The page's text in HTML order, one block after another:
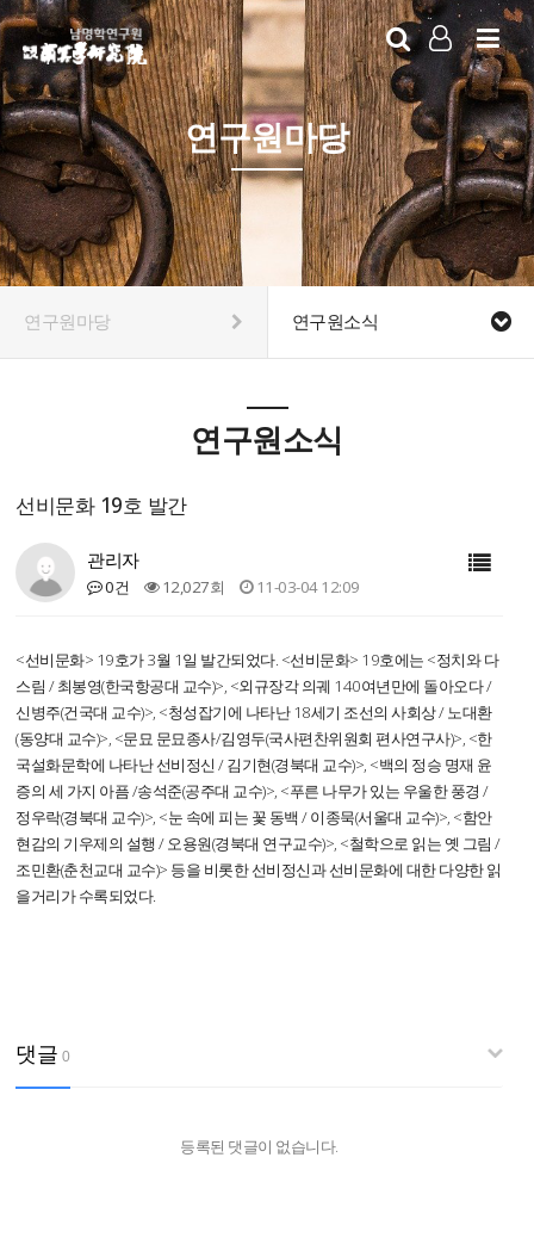
LOG IN
SIGN UP
연구원마당
연구원마당 연구원소식
연구원소식
선비문화 19호 발간
관리자
0건 12,027회 11-03-04 12:09
<선비문화> 19호가 3월 1일 발간되었다. <선비문화> 19호에는 <정치와 다
스림 / 최봉영(한국항공대 교수)>, <외규장각 의궤 140여년만에 돌아오다 /
신병주(건국대 교수)>, <청성잡기에 나타난 18세기 조선의 사회상 / 노대환
(동양대 교수)>, <문묘 문묘종사/김영두(국사편찬위원회 편사연구사)>, <한
국설화문학에 나타난 선비정신 / 김기현(경북대 교수)>, <백의 정승 명재 윤
증의 세 가지 아픔 /송석준(공주대 교수)>, <푸른 나무가 있는 우울한 풍경 /
정우락(경북대 교수)>, <눈 속에 피는 꽃 동백 / 이종묵(서울대 교수)>, <함안
현감의 기우제의 설행 / 오용원(경북대 연구교수)>, <철학으로 읽는 옛 그림 /
조민환(춘천교대 교수)> 등을 비롯한 선비정신과 선비문화에 대한 다양한 읽
을거리가 수록되었다.
댓글 0
등록된 댓글이 없습니다.